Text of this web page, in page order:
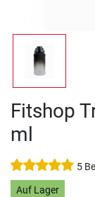
Fitshop
ml
5
Auf Lager